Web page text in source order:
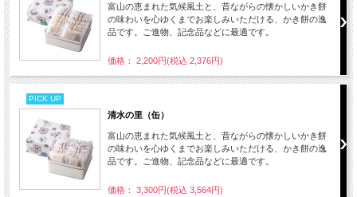
富山の恵まれた気候風土と、昔ながらの懐かしいかき餅
の味わいを心ゆくまでお楽しみいただける、かき餅の逸
品です。ご進物、記念品などに最適です。
価格： 2,200円(税込 2,376円)
PICK UP
清水の里（缶）
富山の恵まれた気候風土と、昔ながらの懐かしいかき餅
の味わいを心ゆくまでお楽しみいただける、かき餅の逸
品です。ご進物、記念品などに最適です。
価格： 3,300円(税込 3,564円)